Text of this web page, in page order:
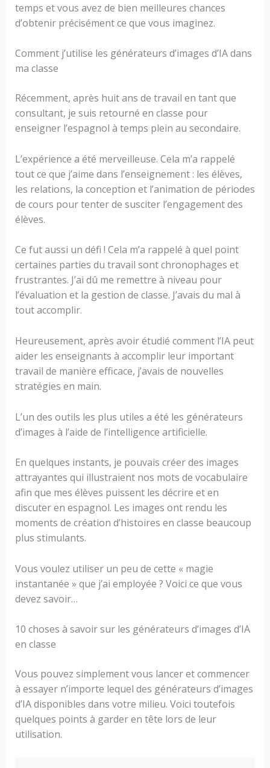
temps et vous avez de bien meilleures chances
d’obtenir précisément ce que vous imaginez.
Comment j’utilise les générateurs d’images d’IA dans
ma classe
Récemment, après huit ans de travail en tant que
consultant, je suis retourné en classe pour
enseigner l’espagnol à temps plein au secondaire.
L’expérience a été merveilleuse. Cela m’a rappelé
tout ce que j’aime dans l’enseignement : les élèves,
les relations, la conception et l’animation de périodes
de cours pour tenter de susciter l’engagement des
élèves.
Ce fut aussi un défi ! Cela m’a rappelé à quel point
certaines parties du travail sont chronophages et
frustrantes. J’ai dû me remettre à niveau pour
l’évaluation et la gestion de classe. J’avais du mal à
tout accomplir.
Heureusement, après avoir étudié comment l’IA peut
aider les enseignants à accomplir leur important
travail de manière efficace, j’avais de nouvelles
stratégies en main.
L’un des outils les plus utiles a été les générateurs
d’images à l’aide de l’intelligence artificielle.
En quelques instants, je pouvais créer des images
attrayantes qui illustraient nos mots de vocabulaire
afin que mes élèves puissent les décrire et en
discuter en espagnol. Les images ont rendu les
moments de création d’histoires en classe beaucoup
plus stimulants.
Vous voulez utiliser un peu de cette « magie
instantanée » que j’ai employée ? Voici ce que vous
devez savoir…
10 choses à savoir sur les générateurs d’images d’IA
en classe
Vous pouvez simplement vous lancer et commencer
à essayer n’importe lequel des générateurs d’images
d’IA disponibles dans votre milieu. Voici toutefois
quelques points à garder en tête lors de leur
utilisation.